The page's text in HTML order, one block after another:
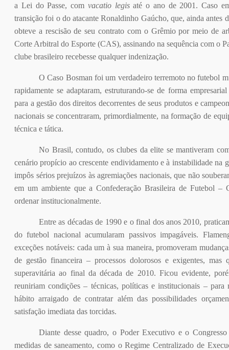
a Lei do Passe, com vacatio legisaté o ano de 2001. Caso
transição foi o do atacante Ronaldinho Gaúcho, que, ainda antes
obteve a rescisão de seu contrato com o Grêmio por meio de
Corte Arbitral do Esporte (CAS), assinando na sequência com o
clube brasileiro recebesse qualquer indenização.
O Caso Bosman foi um verdadeiro terremoto no futebol
rapidamente se adaptaram, estruturando-se de forma
para a gestão dos direitos decorrentes de seus produtos e
nacionais se concentraram, primordialmente, na formação de
técnica e tática.
No Brasil, contudo, os clubes da elite se mantiveram
cenário propício ao crescente endividamento e à instabilidade na
impôs sérios prejuízos às agremiações nacionais, que não
em um ambiente que a Confederação Brasileira de Futebol –
ordenar institucionalmente.
Entre as décadas de 1990 e o final dos anos 2010,
do futebol nacional acumularam passivos impagáveis.
exceções notáveis: cada um à sua maneira, promoveram
de gestão financeira – processos dolorosos e exigentes, mas
superavitária ao final da década de 2010. Ficou evidente,
reuniriam condições – técnicas, políticas e institucionais –
hábito arraigado de contratar além das possibilidades
satisfação imediata das torcidas.
Diante desse quadro, o Poder Executivo e o
medidas de saneamento, como o Regime Centralizado de